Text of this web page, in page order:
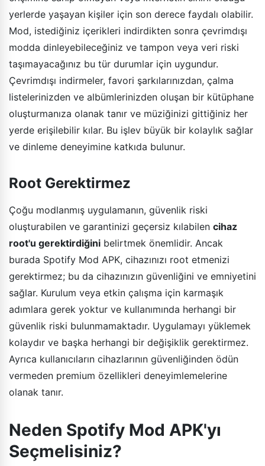
yerlerde yaşayan kişiler için son derece faydalı olabilir.
Mod, istediğiniz içerikleri indirdikten sonra çevrimdışı
modda dinleyebileceğiniz ve tampon veya veri riski
taşımayacağınız bu tür durumlar için uygundur.
Çevrimdışı indirmeler, favori şarkılarınızdan, çalma
listelerinizden ve albümlerinizden oluşan bir kütüphane
oluşturmanıza olanak tanır ve müziğinizi gittiğiniz her
yerde erişilebilir kılar. Bu işlev büyük bir kolaylık sağlar
ve dinleme deneyimine katkıda bulunur.
Root Gerektirmez
Çoğu modlanmış uygulamanın, güvenlik riski
oluşturabilen ve garantinizi geçersiz kılabilen cihaz
root'u gerektirdiğini belirtmek önemlidir. Ancak
burada Spotify Mod APK, cihazınızı root etmenizi
gerektirmez; bu da cihazınızın güvenliğini ve emniyetini
sağlar. Kurulum veya etkin çalışma için karmaşık
adımlara gerek yoktur ve kullanımında herhangi bir
güvenlik riski bulunmamaktadır. Uygulamayı yüklemek
kolaydır ve başka herhangi bir değişiklik gerektirmez.
Ayrıca kullanıcıların cihazlarının güvenliğinden ödün
vermeden premium özellikleri deneyimlemelerine
olanak tanır.
Neden Spotify Mod APK'yı
Seçmelisiniz?